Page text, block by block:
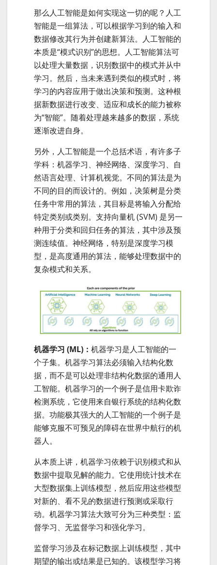
那么人工智能是如何实现这一切的呢？人工
智能是一组算法，可以根据学习到的输入和
数据修改其行为并创建新算法。人工智能的
本质是“模式识别”的思想。人工智能算法可
以处理大量数据，识别数据中的模式并从中
学习。然后，当未来遇到类似的模式时，将
学习的内容应用于做出决策和预测。这种根
据新数据进行改变、适应和成长的能力被称
为“智能”。随着处理越来越多的数据，系统
逐渐改进自身。
另外，人工智能是一个总括术语，有许多子
学科：机器学习、神经网络、深度学习、自
然语言处理、计算机视觉。不同的算法是为
不同的目的而设计的。例如，决策树是分类
任务中常用的算法，其目标是将输入分配给
特定类别或类别。支持向量机 (SVM) 是另一
种用于分类和回归任务的算法，其中涉及预
测连续值。神经网络，特别是深度学习模
型，是高度通用的算法，能够处理数据中的
复杂模式和关系。
机器学习 (ML)： 机器学习是人工智能的一
个子集。机器学习算法必须输入结构化数
据，而不是可以处理非结构化数据的通用人
工智能。机器学习的一个例子是信用卡欺诈
检测系统，它使用来自银行系统的结构化数
据。功能极其强大的人工智能的一个例子是
能够克服不可预见的障碍在世界中航行的机
器人。
从本质上讲，机器学习依赖于识别模式和从
数据中提取见解的能力。它使用统计技术在
大型数据集上训练模型，然后应用这些模型
对新的、看不见的数据进行预测或采取行
动。机器学习算法大致可分为三种类型：监
督学习、无监督学习和强化学习。
监督学习涉及在标记数据上训练模型，其中
期望的输出或结果是已知的。该模型学习将